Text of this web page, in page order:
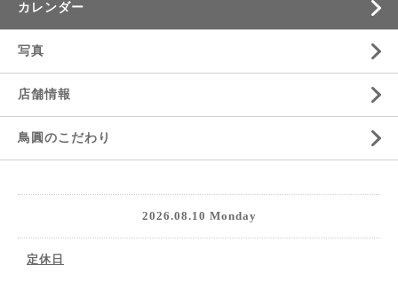
カレンダー
写真
店舗情報
鳥圓のこだわり
2026.08.10 Monday
定休日